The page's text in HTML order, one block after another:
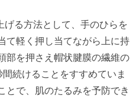
る方法として、手のひらを
て軽く押し当てながら上に持
部を押さえ帽状腱膜の繊維の
続けることをすすめていま
とで、肌のたるみを予防でき